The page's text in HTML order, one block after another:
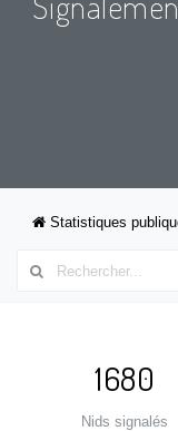
Statistiques
1680
Nids signalés